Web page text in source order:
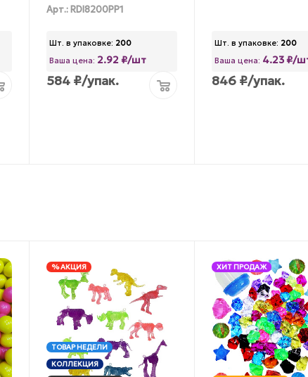
Арт.: RDI8200PP1
Шт. в упаковке: 200
Ваша цена: 2.92 ₽/шт
584 ₽/упак.
Шт. в упаковке: 200
Ваша цена: 4.23 ₽/
846 ₽/упак.
% АКЦИЯ
ТОВАР НЕДЕЛИ
КОЛЛЕКЦИЯ
ХИТ ПРОДАЖ